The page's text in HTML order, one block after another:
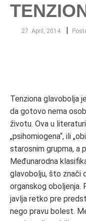
27. April, 2014 |
Tenziona glavobolja
da gotovo nema
životu. Ova u
„psihomiogena“, ili
starosnim grupma, a
Međunarodna
glavobolju, što znači
organskog oboljenja.
javlja retko pre
nego pravu bolest.